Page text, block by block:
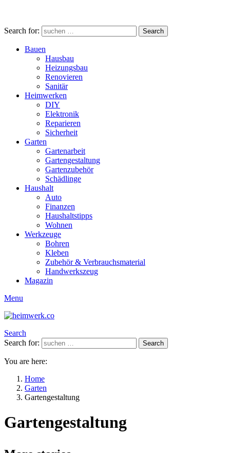
Search for: Search
Bauen
Hausbau
Heizungsbau
Renovieren
Sanitär
Heimwerken
DIY
Elektronik
Reparieren
Sicherheit
Garten
Gartenarbeit
Gartengestaltung
Gartenzubehör
Schädlinge
Haushalt
Auto
Finanzen
Haushaltstipps
Wohnen
Werkzeuge
Bohren
Kleben
Zubehör & Verbrauchsmaterial
Handwerkszeug
Magazin
Menu
Search
Search for:
Search
You are here:
Home
Garten
Gartengestaltung
Gartengestaltung